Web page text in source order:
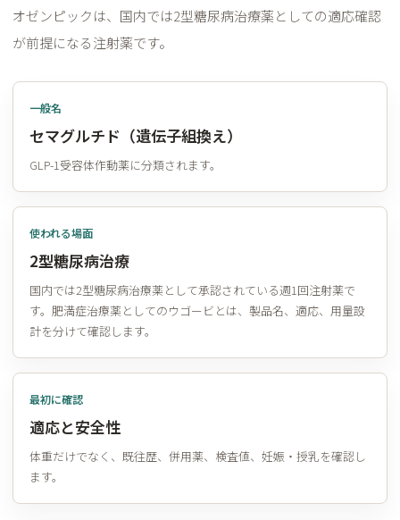
オゼンピックは、国内では2型糖尿病治療薬としての適応確認
が前提になる注射薬です。
一般名
セマグルチド（遺伝子組換え）
GLP-1受容体作動薬に分類されます。
使われる場面
2型糖尿病治療
国内では2型糖尿病治療薬として承認されている週1回注射薬で
す。肥満症治療薬としてのウゴービとは、製品名、適応、用量設
計を分けて確認します。
最初に確認
適応と安全性
体重だけでなく、既往歴、併用薬、検査値、妊娠・授乳を確認し
ます。